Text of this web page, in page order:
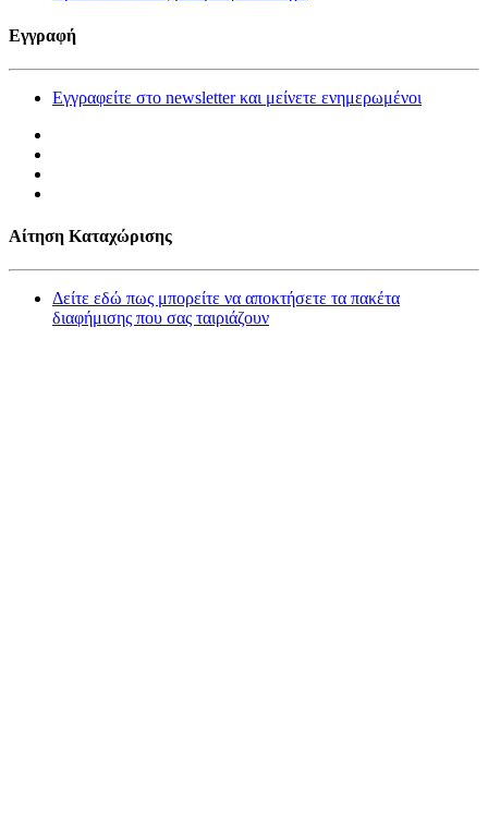
Εγγραφή
Εγγραφείτε στο newsletter και μείνετε ενημερωμένοι
Αίτηση Καταχώρισης
Δείτε εδώ πως μπορείτε να αποκτήσετε τα πακέτα
διαφήμισης που σας ταιριάζουν